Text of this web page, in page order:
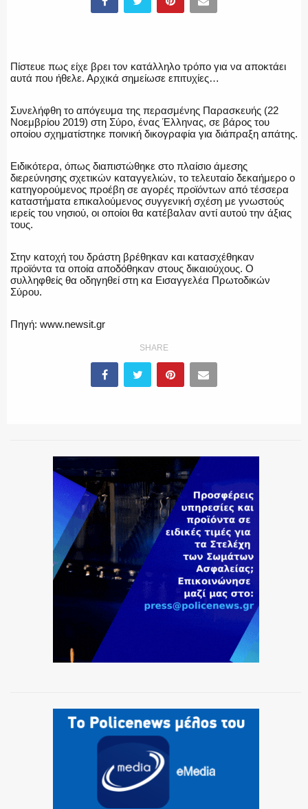
ΕΛΛΗΝΙΚΗ ΑΣΤΥΝΟΜΙΑ
ΠΥΡΟΣΒΕΣΤΙΚΗ
ΛΙΜΕΝΙΚΟ
ΕΝΟΠΛΕΣ ΔΥΝΑΜΕΙΣ
ΕΚΑΒ
ΟΠΛΑ/ΕΞΟΠΛΙΣΜΟΣ
ΟΜΑΔΕΣ ΕΛ.ΑΣ.
Πίστευε πως είχε βρει τον κατάλληλο τρόπο για να αποκτάει
αυτά που ήθελε. Αρχικά σημείωσε επιτυχίες…
Συνελήφθη το απόγευμα της περασμένης Παρασκευής (22
Νοεμβρίου 2019) στη Σύρο, ένας Έλληνας, σε βάρος του
οποίου σχηματίστηκε ποινική δικογραφία για διάπραξη απάτης.
Ειδικότερα, όπως διαπιστώθηκε στο πλαίσιο άμεσης
διερεύνησης σχετικών καταγγελιών, το τελευταίο δεκαήμερο ο
κατηγορούμενος προέβη σε αγορές προϊόντων από τέσσερα
καταστήματα επικαλούμενος συγγενική σχέση με γνωστούς
ιερείς του νησιού, οι οποίοι θα κατέβαλαν αντί αυτού την άξιας
τους.
Στην κατοχή του δράστη βρέθηκαν και κατασχέθηκαν
προϊόντα τα οποία αποδόθηκαν στους δικαιούχους. Ο
συλληφθείς θα οδηγηθεί στη κα Εισαγγελέα Πρωτοδικών
Σύρου.
Πηγή: www.newsit.gr
SHARE